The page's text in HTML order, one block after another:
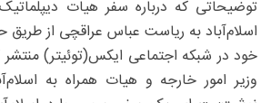
توضیحاتی که درباره سفر هیات
اسلام‌آباد به ریاست عباس عراقچی از
خود در شبکه اجتماعی ایکس(توئیتر)
وزیر امور خارجه و هیات همراه به